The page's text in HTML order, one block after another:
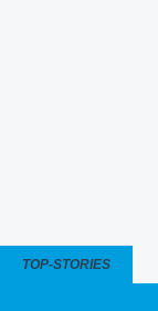
TOP-STORIES